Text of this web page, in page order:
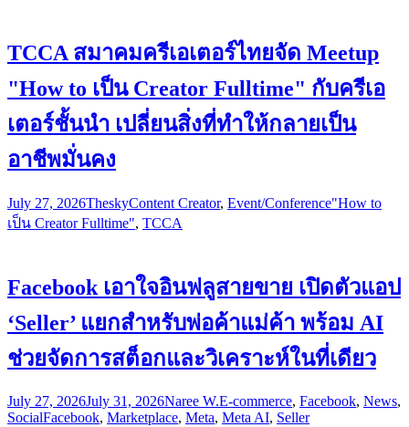
TCCA สมาคมครีเอเตอร์ไทยจัด Meetup
"How to เป็น Creator Fulltime" กับครีเอ
เตอร์ชั้นนำ เปลี่ยนสิ่งที่ทำให้กลายเป็น
อาชีพมั่นคง
July 27, 2026TheskyContent Creator, Event/Conference"How to
เป็น Creator Fulltime", TCCA
Facebook เอาใจอินฟลูสายขาย เปิดตัวแอป
‘Seller’ แยกสำหรับพ่อค้าแม่ค้า พร้อม AI
ช่วยจัดการสต็อกและวิเคราะห์ในที่เดียว
July 27, 2026July 31, 2026Naree W.E-commerce, Facebook, News,
SocialFacebook, Marketplace, Meta, Meta AI, Seller